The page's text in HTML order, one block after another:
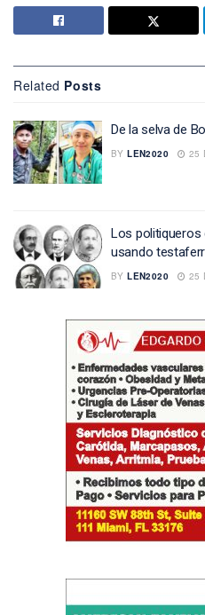
Related Posts
De la selva de
BY LEN2020 25
Los politiqueros
usando
BY LEN2020 25